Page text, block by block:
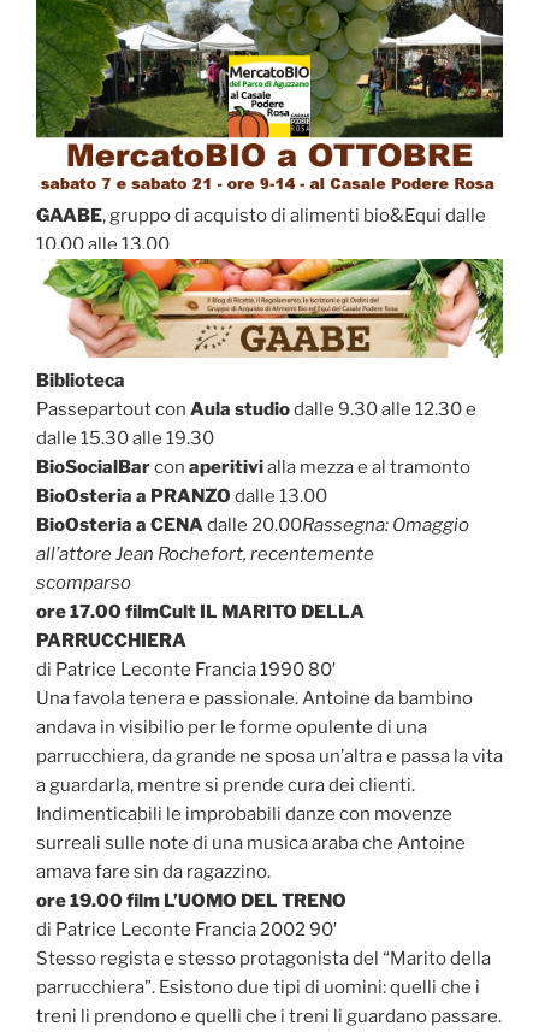
GAABE, gruppo di acquisto di alimenti bio&Equi dalle
10.00 alle 13.00
Biblioteca
Passepartout con Aula studiodalle 9.30 alle 12.30 e
dalle 15.30 alle 19.30
BioSocialBarcon aperitivialla mezza e al tramonto
BioOsteria a PRANZO dalle 13.00
BioOsteria a CENAdalle 20.00Rassegna: Omaggio
all’attore Jean Rochefort, recentemente
scomparso
ore 17.00 filmCult IL MARITO DELLA
PARRUCCHIERA
di Patrice Leconte Francia 1990 80′
Una favola tenera e passionale. Antoine da bambino
andava in visibilio per le forme opulente di una
parrucchiera, da grande ne sposa un’altra e passa la vita
a guardarla, mentre si prende cura dei clienti.
Indimenticabili le improbabili danze con movenze
surreali sulle note di una musica araba che Antoine
amava fare sin da ragazzino.
ore 19.00 film L’UOMO DEL TRENO
di Patrice Leconte Francia 2002 90′
Stesso regista e stesso protagonista del “Marito della
parrucchiera”. Esistono due tipi di uomini: quelli che i
treni li prendono e quelli che i treni li guardano passare.